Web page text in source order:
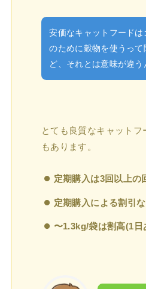
安価なキャットフードは
のために穀物を使うって
ど、それとは意味が違う
とても良質なキャットフ
もあります。
定期購入は3回以上の
定期購入による割引
〜1.3kg/袋は割高(1日